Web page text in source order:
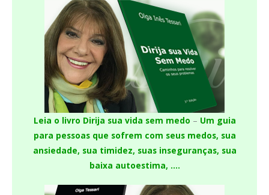
Leia o livro Dirija sua vida sem medo – Um guia
para pessoas que sofrem com seus medos, sua
ansiedade, sua timidez, suas inseguranças, sua
baixa autoestima, ….